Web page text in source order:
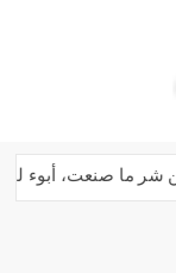
صنعت، أبوء لك